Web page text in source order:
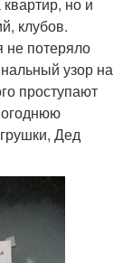
но и
клубов.
не потеряло
узор на
проступают
Дед